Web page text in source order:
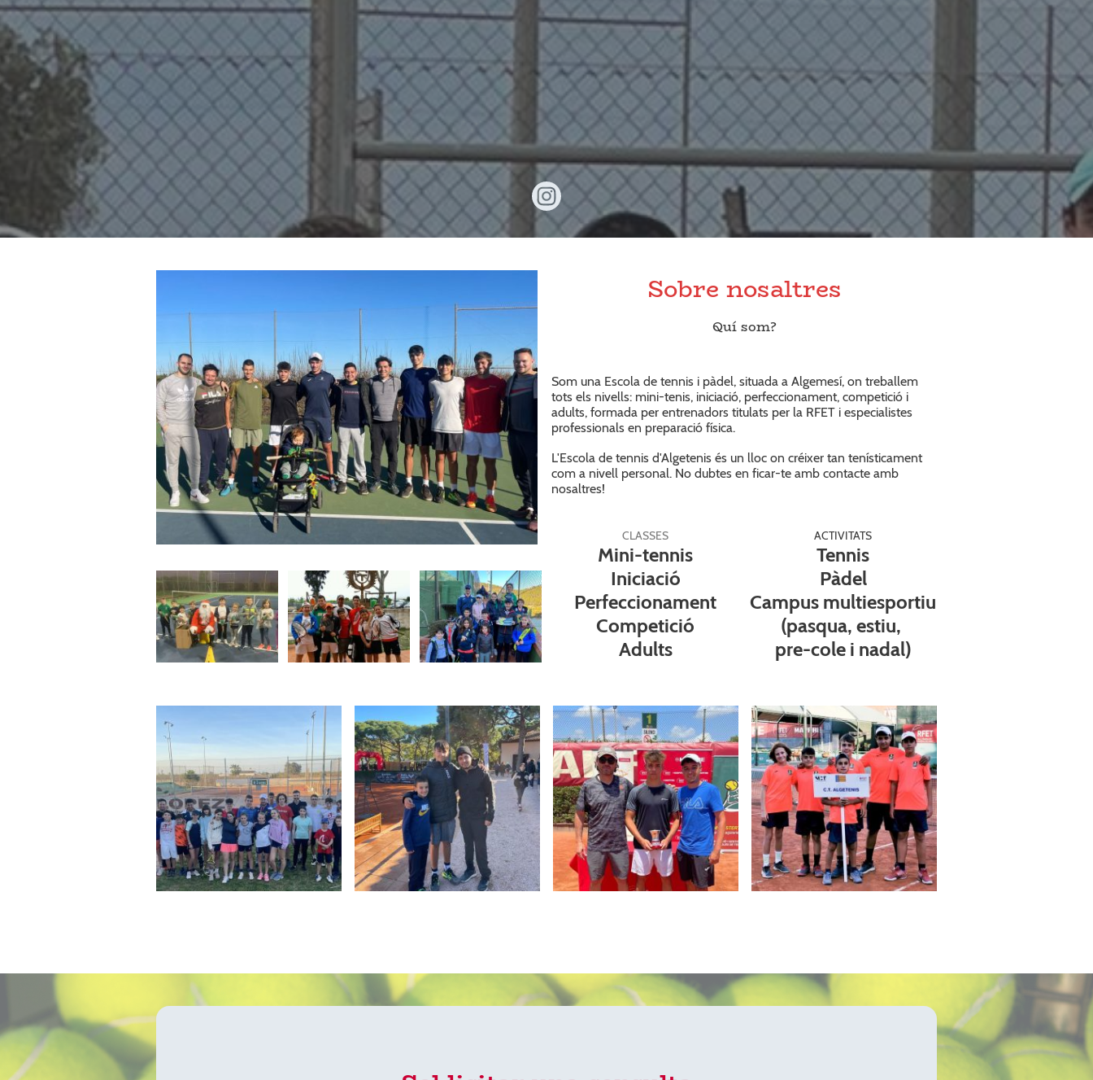
Sobre nosaltres
Quí som?
Som una Escola de tennis i pàdel, situada a Algemesí, on treballem
tots els nivells: mini-tenis, iniciació, perfeccionament, competició i
adults, formada per entrenadors titulats per la RFET i especialistes
professionals en preparació física.
L'Escola de tennis d'Algetenis és un lloc on créixer tan tenísticament
com a nivell personal. No dubtes en ficar-te amb contacte amb
nosaltres!
CLASSES
Mini-tennis
Iniciació
Perfeccionament
Competició
Adults
ACTIVITATS
Tennis
Pàdel
Campus multiesportiu
(pasqua, estiu,
pre-cole i nadal)